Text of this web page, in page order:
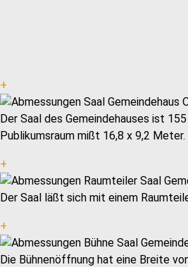
+
Der Saal des Gemeindehauses ist
Publikumsraum mißt 16,8 x 9,2 Meter.
+
Der Saal läßt sich mit einem
+
Die Bühnenöffnung hat eine Breite